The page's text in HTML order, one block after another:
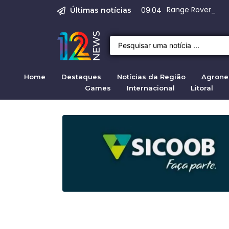
Últimas notícias 09:04 Range Rover
Justiça pela
Justiça para
Justiça pela
Quirno destaca
Home Destaques Notícias da Região
Games
Internacional Litoral